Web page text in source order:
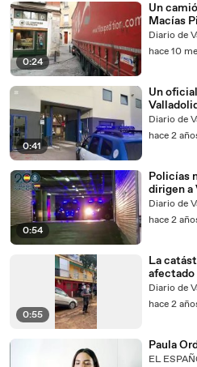
0:24
Un
Macías
el centro
Diario de
hace 10
0:41
Un
Valencia
Diario de
hace 2
0:54
Policías
dirigen a
DANA
Diario de
hace 2
0:55
La
afectado
Diario de
hace 2
Paula
EL